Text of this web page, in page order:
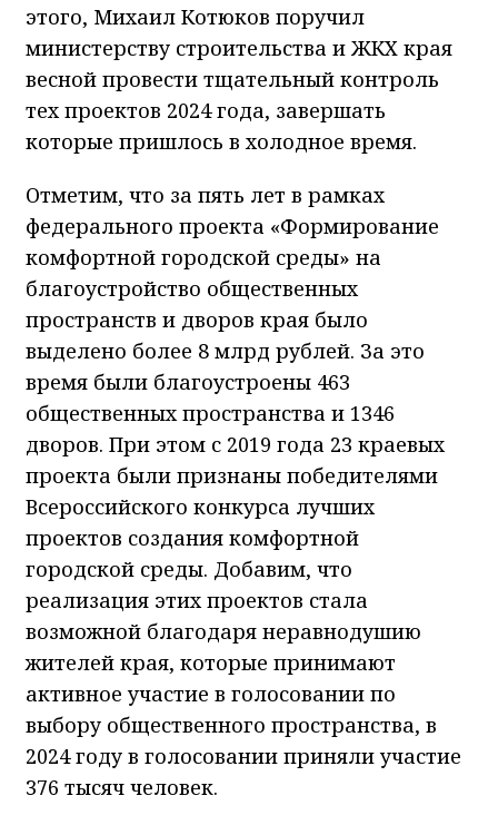
этого, Михаил Котюков поручил
министерству строительства и ЖКХ края
весной провести тщательный контроль
тех проектов 2024 года, завершать
которые пришлось в холодное время.
Отметим, что за пять лет в рамках
федерального проекта «Формирование
комфортной городской среды» на
благоустройство общественных
пространств и дворов края было
выделено более 8 млрд рублей. За это
время были благоустроены 463
общественных пространства и 1346
дворов. При этом с 2019 года 23 краевых
проекта были признаны победителями
Всероссийского конкурса лучших
проектов создания комфортной
городской среды. Добавим, что
реализация этих проектов стала
возможной благодаря неравнодушию
жителей края, которые принимают
активное участие в голосовании по
выбору общественного пространства, в
2024 году в голосовании приняли участие
376 тысяч человек.